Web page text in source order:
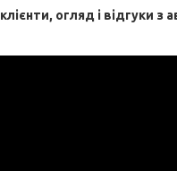
огляд і відгуки з